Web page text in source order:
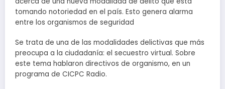
tomando notoriedad en el país. Esto genera alarma
entre los organismos de seguridad
Se trata de una de las modalidades delictivas que más
preocupa a la ciudadanía: el secuestro virtual. Sobre
este tema hablaron directivos de organismo, en un
programa de CICPC Radio.